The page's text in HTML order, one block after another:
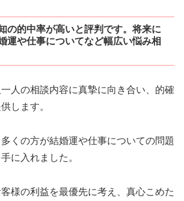
の的中率が高いと評判です。将来に
運や仕事についてなど幅広い悩み相
人の相談内容に真摯に向き合い、的確
します。
くの方が結婚運や仕事についての問題
に入れました。
様の利益を最優先に考え、真心こめた